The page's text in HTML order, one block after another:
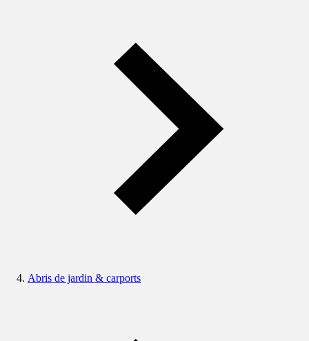
Abris de jardin & carports